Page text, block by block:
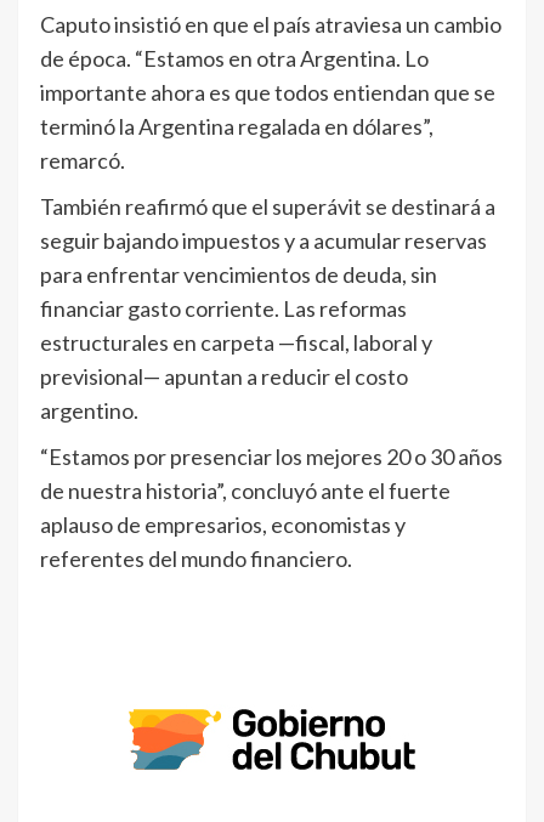
Caputo insistió en que el país atraviesa un cambio
de época. “Estamos en otra Argentina. Lo
importante ahora es que todos entiendan que se
terminó la Argentina regalada en dólares”,
remarcó.
También reafirmó que el superávit se destinará a
seguir bajando impuestos y a acumular reservas
para enfrentar vencimientos de deuda, sin
financiar gasto corriente. Las reformas
estructurales en carpeta —fiscal, laboral y
previsional— apuntan a reducir el costo
argentino.
“Estamos por presenciar los mejores 20 o 30 años
de nuestra historia”, concluyó ante el fuerte
aplauso de empresarios, economistas y
referentes del mundo financiero.